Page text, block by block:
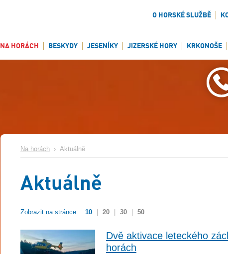
O HORSKÉ SLUŽBĚ
NA HORÁCH BESKYDY JESENÍKY JIZERSKÉ HORY KRKONOŠE
Na horách › Aktuálně
Aktuálně
Zobrazit na stránce: 10 20 30 50
Dvě aktivace leteckého
horách